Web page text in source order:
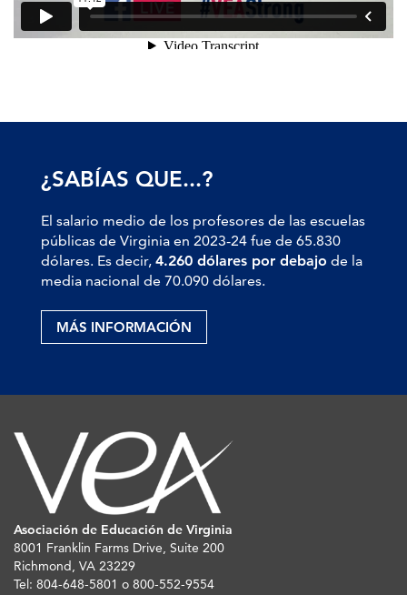
¿SABÍAS QUE...?
El salario medio de los profesores de las escuelas
públicas de Virginia en 2023-24 fue de 65.830
dólares. Es decir, 4.260 dólares por debajo de la
media nacional de 70.090 dólares.
MÁS INFORMACIÓN
Asociación de Educación de Virginia
8001 Franklin Farms Drive, Suite 200
Richmond, VA 23229
Tel: 804-648-5801 o 800-552-9554